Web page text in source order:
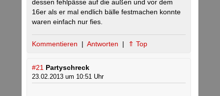
dessen fehlpässe auf die außen und vor dem
16er als er mal endlich bälle festmachen konnte
waren einfach nur fies.
Kommentieren | Antworten | ⇑ Top
#21 Partyschreck
23.02.2013 um 10:51 Uhr